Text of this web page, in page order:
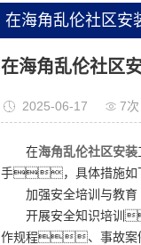
玻璃钢风
pp风管
在海角乱伦社区安
中，如何保障施
在海角乱伦社
2025-06-17 7次
在海角乱伦社区安装
手，具体措施
加强安全培训与教育
开展安全知识培
作规程、事故案